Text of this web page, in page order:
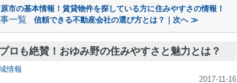
市の基本情報！賃貸物件を探している方に住みやすさの情報！
一覧 信頼できる不動産会社の選び方とは？｜次へ ≫
ロも絶賛！おゆみ野の住みやすさと魅力とは？
情報
2017-11-16